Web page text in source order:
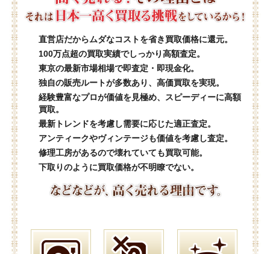
直営店だからムダなコストを省き買取価格に還元。
100万点超の買取実績でしっかり高額査定。
東京の最新市場相場で即査定・即現金化。
独自の販売ルートが多数あり、高価買取を実現。
経験豊富なプロが価値を見極め、スピーディーに高額
買取。
最新トレンドを考慮し需要に応じた適正査定。
アンティークやヴィンテージも価値を考慮し査定。
修理工房があるので壊れていても買取可能。
下取りのように買取価格が不明瞭でない。